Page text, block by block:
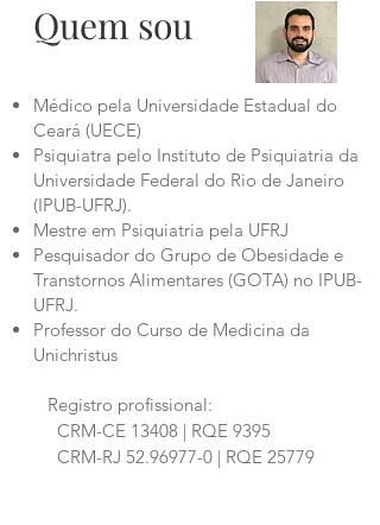
Quem sou
Médico pela Universidade Estadual do
Ceará (UECE)
Psiquiatra pelo Instituto de Psiquiatria da
Universidade Federal do Rio de Janeiro
(IPUB-UFRJ).
Mestre em Psiquiatria pela UFRJ
Pesquisador do Grupo de Obesidade e
Transtornos Alimentares (GOTA) no IPUB-
UFRJ.
Professor do Curso de Medicina da
Unichristus
Registro profissional:
CRM-CE 13408 | RQE 9395
CRM-RJ 52.96977-0 | RQE 25779